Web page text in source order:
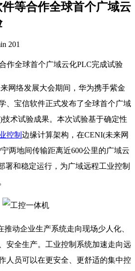
等合作全球首个广域云
201
作全球首个广域云化PLC完成试验
网络发展大会期间，华为携手紫金
、宝信软件正式发布了全球首个广域
术试验成果。本次试验基于确定性
控制 边缘计算架构，在CENI(未来网
两地间传输距离近600公里的广域云
署和稳定运行，为广域远程工业控制
动企业生产系统走向现场少人化、
安全生产。工业控制系统加速走向远
人员可以在更安全、更舒适的集中控